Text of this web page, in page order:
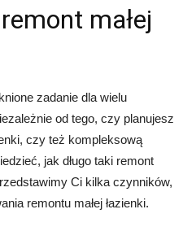
małej
zadanie dla wielu
od tego, czy planujesz
czy też kompleksową
jak długo taki remont
Ci kilka czynników,
remontu małej łazienki.